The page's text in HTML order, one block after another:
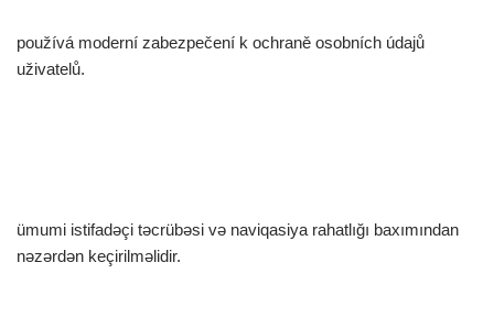
používá moderní zabezpečení k ochraně osobních údajů
uživatelů.
ümumi istifadəçi təcrübəsi və naviqasiya rahatlığı baxımından
nəzərdən keçirilməlidir.